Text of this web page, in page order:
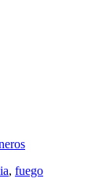
, fuego